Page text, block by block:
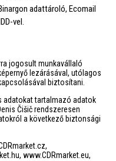
adattároló, Ecomail
vel.
jogosult munkavállaló
lezárásával, utólagos
biztosítani.
adatokat tartalmazó adatok
Čišič rendszeresen
a következő biztonsági
www.CDRmarket.eu,